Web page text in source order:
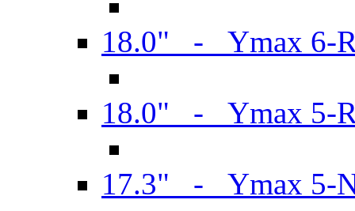
18.0" - Ymax 6-
18.0" - Ymax 5-
17.3" - Ymax 5-